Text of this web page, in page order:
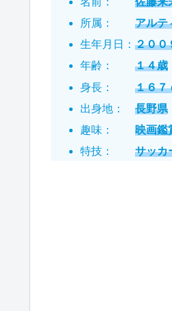
所属：アルテ
生年月日：２００
年齢：１４歳
身長：１６７
出身地：長野県
趣味：映画鑑
特技：サッカ